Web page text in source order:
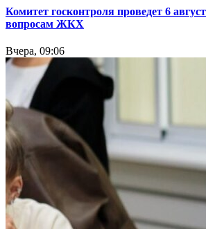
Комитет госконтроля проведет 6
вопросам ЖКХ
Вчера, 09:06